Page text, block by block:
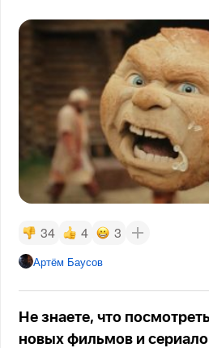
34 4 3
Артём Баусов
Не знаете, что
новых фильмов и